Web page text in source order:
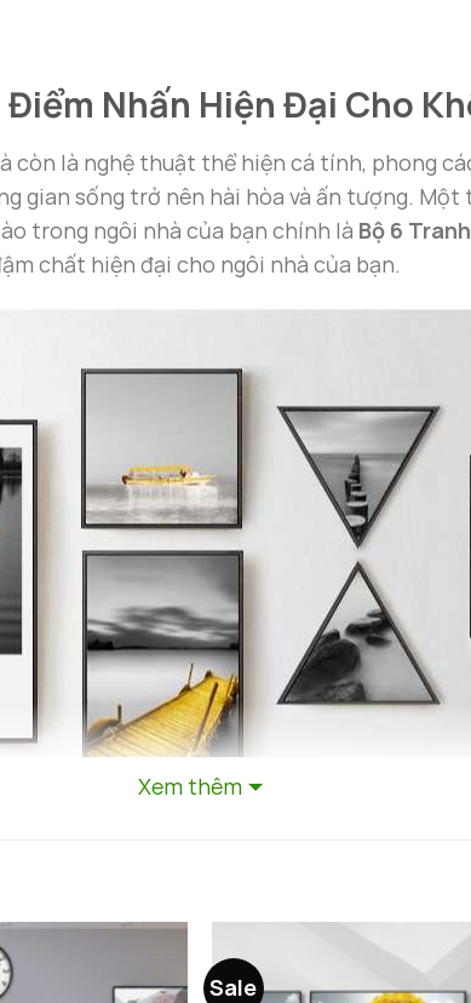
Nhấn Hiện Đại Cho
là nghệ thuật thể hiện cá tính, phong
gian sống trở nên hài hòa và ấn tượng.
trong ngôi nhà của bạn chính là Bộ 6
chất hiện đại cho ngôi nhà của bạn.
Xem thêm
Sale